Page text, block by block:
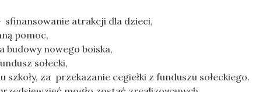
sfinansowanie atrakcji dla dzieci,
pomoc,
budowy nowego boiska,
sołecki,
szkoły, za przekazanie cegiełki z funduszu sołeckiego.